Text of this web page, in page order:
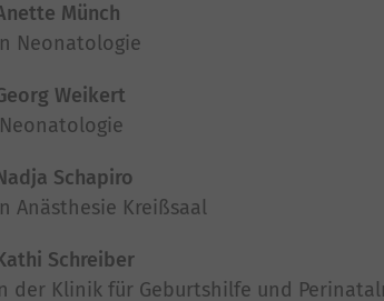
Münch
Neonatologie
Weikert
Schapiro
Anästhesie Kreißsaal
Schreiber
der Klinik für Geburtshilfe und